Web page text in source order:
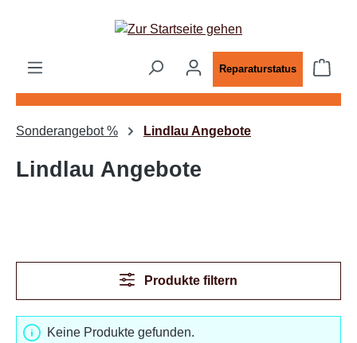
Zum Hauptinhalt springen
Reparaturstatus
Sonderangebot % Lindlau Angebote
Lindlau Angebote
Produkte filtern
Keine Produkte gefunden.